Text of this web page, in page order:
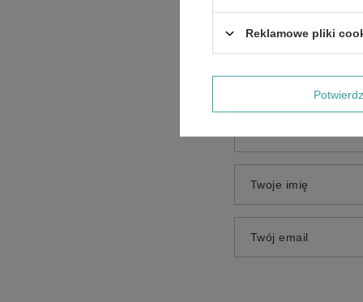
Twoje imię
Twój email
Reklamowe pliki